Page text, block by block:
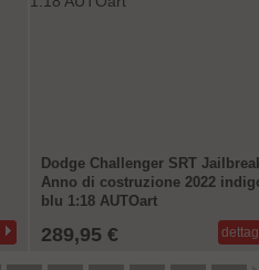
Dodge Challenger SRT
Anno di costruzione 2022
blu 1:18 AUTOart
289,95 €